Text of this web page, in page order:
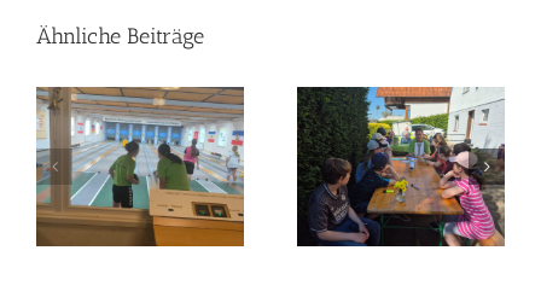
Ähnliche Beiträge
Anwurf zur
Mitgestaltung – Unser
Workshop über das
Pfingswochenende
Husum 2026